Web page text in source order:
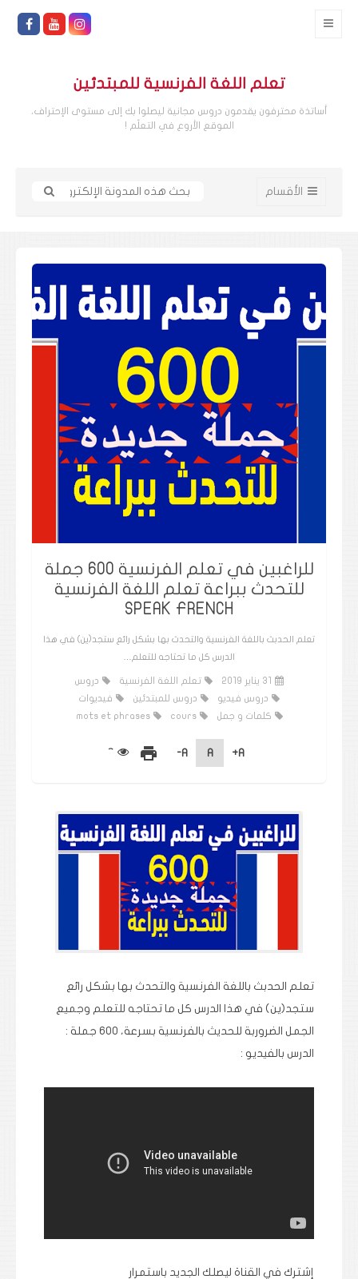
تعلم اللغة الفرنسية للمبتدئين
أساتذة محترفون يقدمون دروس مجانية ليصلوا بك إلى مستوى الإحتراف،
الموقع الأروع في التعلّم !
الأقسام
للراغبين في تعلم الفرنسية 600 جملة
للتحدث ببراعة تعلم اللغة الفرنسية
SPEAK FRENCH
تعلم الحدبث باللغة الفرنسية والتحدث بها بشكل رائع ستجد(ين) في هذا
الدرس كل ما تحتاجه للتعلم…
31 يناير 2019 تعلم اللغة الفرنسية
دروس
دروس فيديو
دروس للمبتدئين
فيديوات
كلمات و جمل
cours
mots et phrases
A+
A
A-
print
تعلم الحدبث باللغة الفرنسية والتحدث بها بشكل رائع
ستجد(ين) في هذا الدرس كل ما تحتاجه للتعلم وجميع
الجمل الضروربة للحديث بالفرنسية بسرعة، 600 جملة :
الدرس بالفيديو :
إشترك في القناة ليصلك الجديد باستمرار